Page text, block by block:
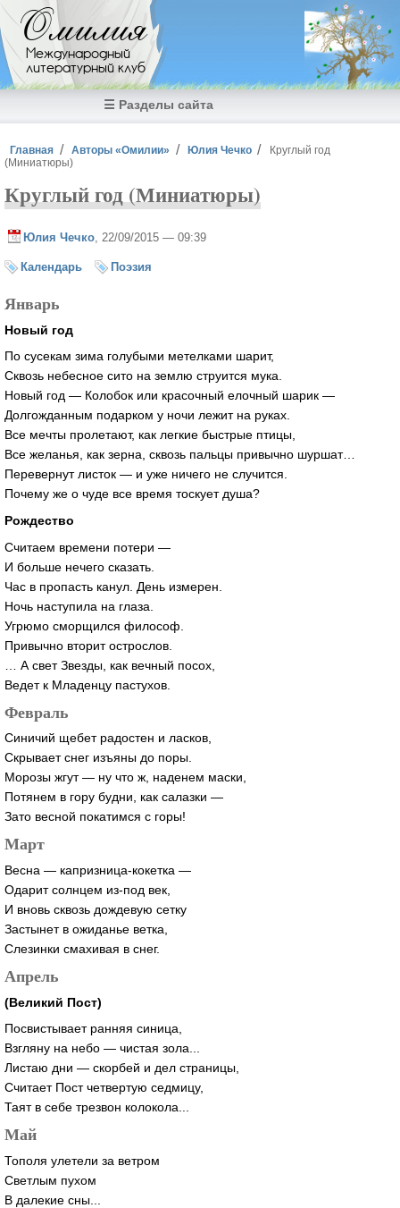
Перейти к основному содержанию
Омилия
Международный
литературный клуб
☰ Разделы сайта
Вы здесь
Главная Авторы «Омилии» Юлия Чечко
Круглый год
(Миниатюры)
Круглый год (Миниатюры)
Юлия Чечко , 22/09/2015 — 09:39
Календарь Поэзия
Январь
Новый год
По сусекам зима голубыми метелками шарит,
Сквозь небесное сито на землю струится мука.
Новый год — Колобок или красочный елочный шарик —
Долгожданным подарком у ночи лежит на руках.
Все мечты пролетают, как легкие быстрые птицы,
Все желанья, как зерна, сквозь пальцы привычно шуршат…
Перевернут листок — и уже ничего не случится.
Почему же о чуде все время тоскует душа?
Рождество
Считаем времени потери —
И больше нечего сказать.
Час в пропасть канул. День измерен.
Ночь наступила на глаза.
Угрюмо сморщился философ.
Привычно вторит острослов.
… А свет Звезды, как вечный посох,
Ведет к Младенцу пастухов.
Февраль
Синичий щебет радостен и ласков,
Скрывает снег изъяны до поры.
Морозы жгут — ну что ж, наденем маски,
Потянем в гору будни, как салазки —
Зато весной покатимся с горы!
Март
Весна — капризница-кокетка —
Одарит солнцем из-под век,
И вновь сквозь дождевую сетку
Застынет в ожиданье ветка,
Слезинки смахивая в снег.
Апрель
(Великий Пост)
Посвистывает ранняя синица,
Взгляну на небо — чистая зола...
Листаю дни — скорбей и дел страницы,
Считает Пост четвертую седмицу,
Таят в себе трезвон колокола...
Май
Тополя улетели за ветром
Светлым пухом
В далекие сны...